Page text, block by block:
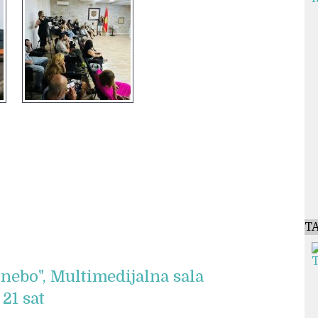
Multimedijalna sala
sat